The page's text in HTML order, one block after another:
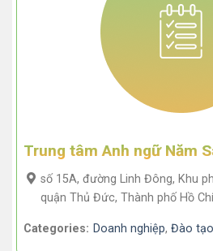
Trung tâm Anh ngữ Năm
số 15A, đường Linh Đông, Khu
quận Thủ Đức, Thành phố Hồ
Categories: Doanh nghiệp, Đào